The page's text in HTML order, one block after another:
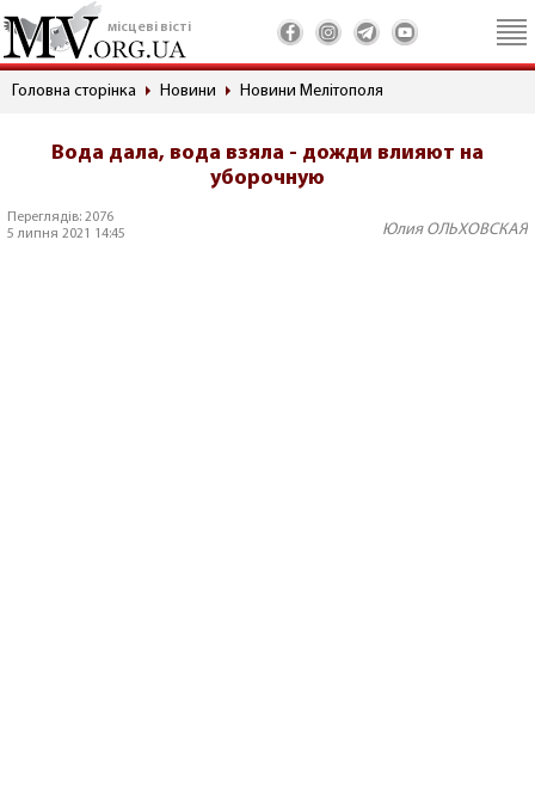
місцеві вісті
Головна сторінка Новини Новини Мелітополя
Вода дала, вода взяла - дожди влияют на
уборочную
Переглядів: 2076
5 липня 2021 14:45
Юлия ОЛЬХОВСКАЯ